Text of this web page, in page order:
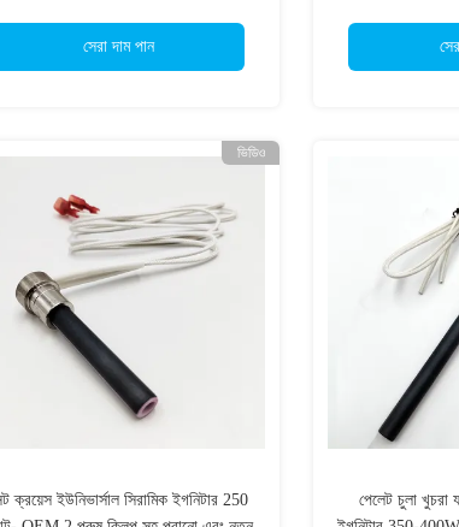
সেরা দাম পান
ভিডিও
ক্রয়েস ইউনিভার্সাল সিরামিক ইগনিটার 250
পেলেট চুলা খুচরা